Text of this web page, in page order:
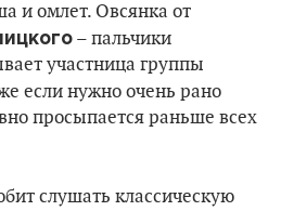
и омлет. Овсянка от
– пальчики
участница группы
если нужно очень рано
просыпается раньше всех
слушать классическую